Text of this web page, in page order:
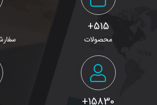
515+
محصولات
15830+